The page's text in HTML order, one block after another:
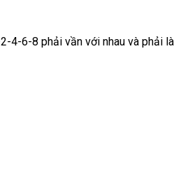
4-6-8 phải vần với nhau và phải